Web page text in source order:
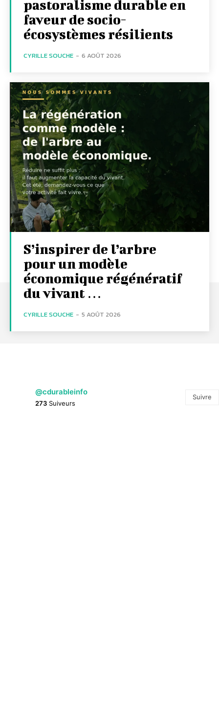
pastoralisme durable en
faveur de socio-
écosystèmes résilients
CYRILLE SOUCHE - 6 AOÛT 2026
S’inspirer de l’arbre
pour un modèle
économique régénératif
du vivant …
CYRILLE SOUCHE - 5 AOÛT 2026
@cdurableinfo
273 Suiveurs
Suivre